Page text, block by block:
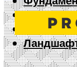
Ворота и
Дизайн